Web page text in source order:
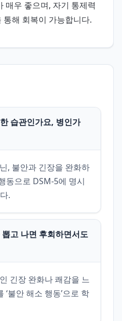
매우 좋으며, 자기 통제력
해 회복이 가능합니다.
습관인가요, 병인가
, 불안과 긴장을 완화하
동으로 DSM-5에 명시
.
고 나면 후회하면서도
긴장 완화나 쾌감을 느
불안 해소 행동’으로 학